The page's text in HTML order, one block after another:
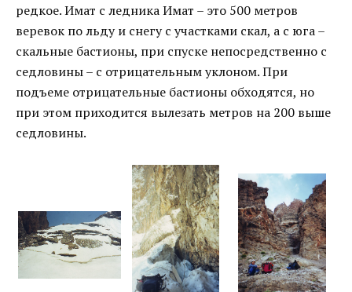
редкое. Имат с ледника Имат – это 500 метров
веревок по льду и снегу с участками скал, а с юга –
скальные бастионы, при спуске непосредственно с
седловины – с отрицательным уклоном. При
подъеме отрицательные бастионы обходятся, но
при этом приходится вылезать метров на 200 выше
седловины.